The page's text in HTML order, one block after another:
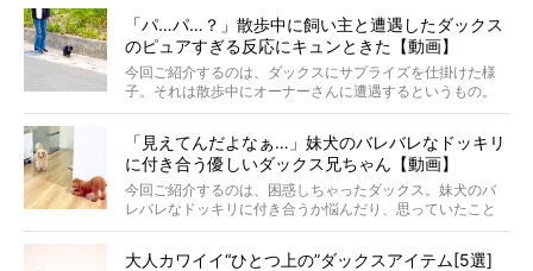
ケメンから愛されているラナは、去年の誕生日に小池さん
からプレゼントしてもらったハーネスをつけて撮影に参加
してくれました。
「パ…パ…？」散歩中に飼い主と遭遇したダックス
のピュアすぎる反応にキュンときた【動画】
今回ご紹介するのは、ダックスにサプライズを仕掛けた様
子。それは散歩中にオーナーさんに遭遇するというもの。
戸惑って歩きを止めたり、すぐに気付いて追いかけたり、
「見えてんだよなぁ…」妹犬のバレバレなドッキリ
に付き合う優しいダックス兄ちゃん【動画】
今回ご紹介するのは、困惑しちゃったダックス。妹犬のバ
レバレなドッキリに付き合うか悩んだり、思っていたこと
と違う事態に陥ったり。そんなお悩み全開なダックスの様
大人カワイイ“ひとつ上の”ダックスアイテム[5選]